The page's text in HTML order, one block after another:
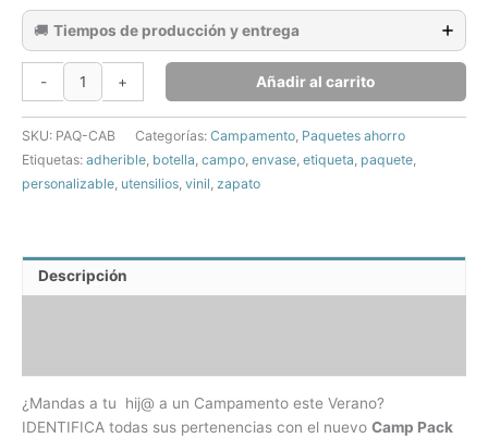
🚚 Tiempos de producción y entrega
-
Pack
de
etiquetas
de
vinil
ropa
+ Añadir al carrito
SKU: PAQ-CAB Categorías: Campamento Paquetes ahorro
Etiquetas: adherible botella campo envase etiqueta paquete
personalizable utensilios vinil zapato
Descripción
¿Mandas a tu hij@ a un Campamento este Verano?
IDENTIFICA todas sus pertenencias con el nuevo Camp Pack